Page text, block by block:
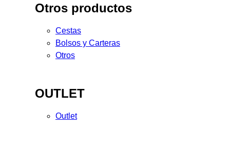
Otros productos
Cestas
Bolsos y Carteras
Otros
OUTLET
Outlet